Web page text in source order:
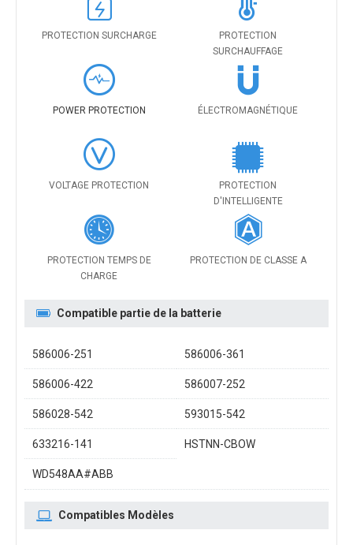
PROTECTION SURCHARGE
PROTECTION
SURCHAUFFAGE
POWER PROTECTION ÉLECTROMAGNÉTIQUE
VOLTAGE PROTECTION
PROTECTION
D'INTELLIGENTE
PROTECTION TEMPS DE
CHARGE
PROTECTION DE CLASSE A
Compatible partie de la batterie
586006-251 586006-361
586006-422 586007-252
586028-542 593015-542
633216-141 HSTNN-CBOW
WD548AA#ABB
Compatibles Modèles